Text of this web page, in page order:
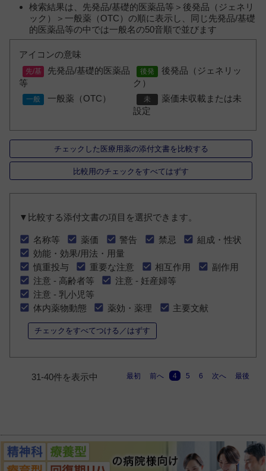
検索結果は、先発品/基礎的医薬品等＞後発品（ジェネリ
ック）＞一般薬（OTC）の順に表示し、同じ先発品/基礎
的医薬品等の中では一般名の50音順で並びます
アイコンの意味
先発品/基礎的医薬品
等
後発品（ジェネリッ
ク）
一般薬（OTC）
薬価未収載または未
設定
チェックした医療用薬の添付文書を比較する
比較用のチェックをすべてはずす
▼比較する添付文書の項目を選択できます。
名称等 薬価 警告 禁忌
組成・性状
効能・効果/用法・用量
慎重投与
重要な注意 相互作用
副作用
注意 - 高齢者等
注意 - 妊産婦等
注意 - 乳小児等
体内薬物動態
薬効・薬理 主要文献
チェックをすべてつける／はずす
31-40件を表示中 最初 前へ 4 5 6 次へ 最後